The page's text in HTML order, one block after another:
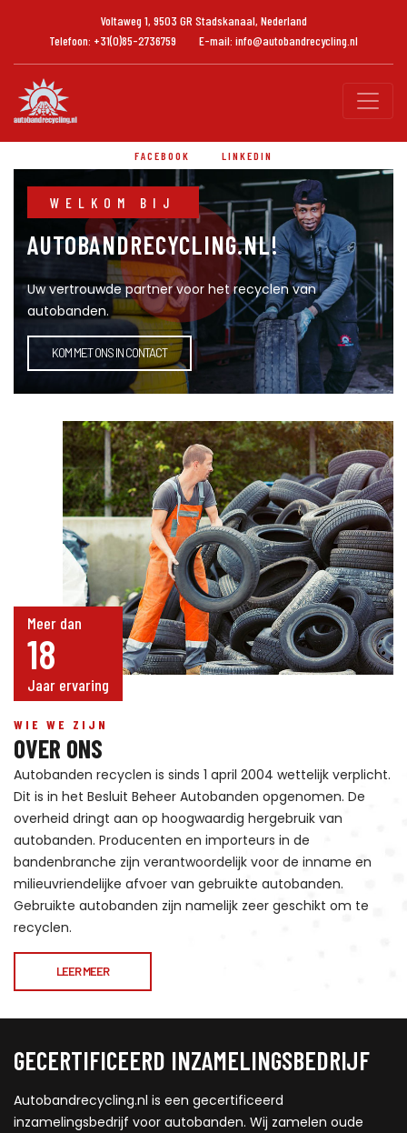
Voltaweg 1, 9503 GR Stadskanaal, Nederland
Telefoon: +31(0)85-2736759
E-mail: info@autobandrecycling.nl
FACEBOOK LINKEDIN
WELKOM BIJ
AUTOBANDRECYCLING.NL!
Uw vertrouwde partner voor het recyclen van
autobanden.
KOM MET ONS IN CONTACT
Meer dan
18
Jaar ervaring
WIE WE ZIJN
OVER ONS
Autobanden recyclen is sinds 1 april 2004 wettelijk verplicht.
Dit is in het Besluit Beheer Autobanden opgenomen. De
overheid dringt aan op hoogwaardig hergebruik van
autobanden. Producenten en importeurs in de
bandenbranche zijn verantwoordelijk voor de inname en
milieuvriendelijke afvoer van gebruikte autobanden.
Gebruikte autobanden zijn namelijk zeer geschikt om te
recyclen.
LEER MEER
GECERTIFICEERD INZAMELINGSBEDRIJF
Autobandrecycling.nl is een gecertificeerd
inzamelingsbedrijf voor autobanden. Wij zamelen oude